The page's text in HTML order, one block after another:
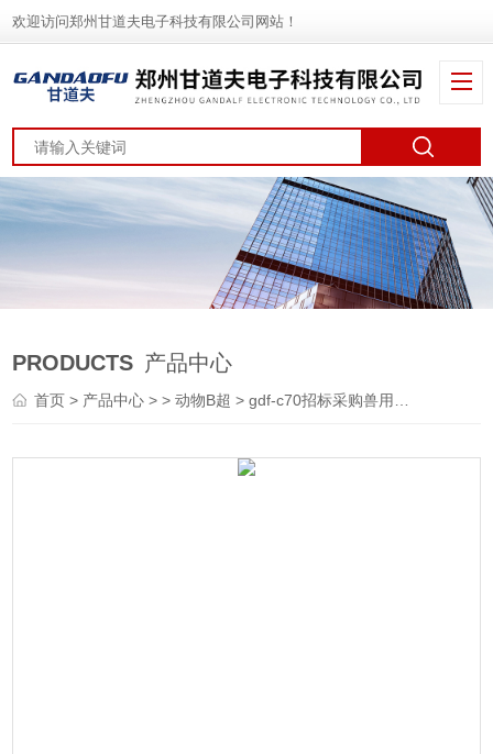
欢迎访问郑州甘道夫电子科技有限公司网站！
PRODUCTS 产品中心
首页> 产品中心 > >动物B超 > gdf-c70招标采购兽用B超厂家新报价价格